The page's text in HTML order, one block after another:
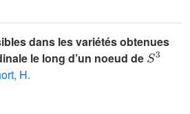
dans les variétés obtenues
le long d’un noeud de
S3
H.